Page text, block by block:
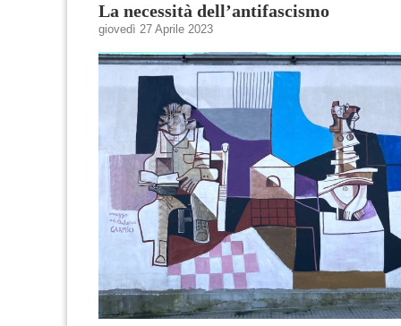
La necessità dell’antifascismo
giovedì 27 Aprile 2023